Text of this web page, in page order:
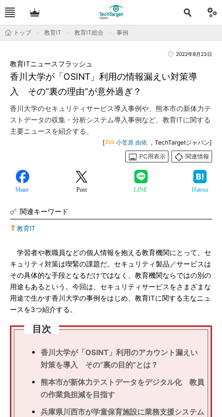
トップ 教育IT 教育IT総合 事例
2022年8月23日
香川大学が「OSINT」利用の情報漏えい対策導
入 その“裏の理由”が意外過ぎ？
教育ITニュースフラッシュ
香川大学のセキュリティサービス導入事例や、熊本市の新体力テ
ストデータの収集・分析システム導入事例など、教育ITに関する
主要ニュースを紹介する。
[ 小笠原 由依 ，TechTargetジャパン]
PC用表示
関連情報
Share Post LINE Hatena
関連キーワード
教育IT
学習者や教職員などの個人情報を抱える教育機関にとって、セ
キュリティ対策は喫緊の課題だ。セキュリティ製品／サービスは
その具体的な手段となるだけではなく、教育機関ならではの別の
用途もあるという。今回は、セキュリティサービスをさまざまな
用途で生かす香川大学の事例をはじめ、教育ITに関する主なニュ
ースを3つ紹介する。
目次
香川大学が「OSINT」利用のアカウント漏えい
対策を導入 その“裏の目的”とは？
熊本市が新体力テストデータをデジタル化 教員
の作業負担減を目指す
兵庫県川西市が学童保育施設に業務支援システム